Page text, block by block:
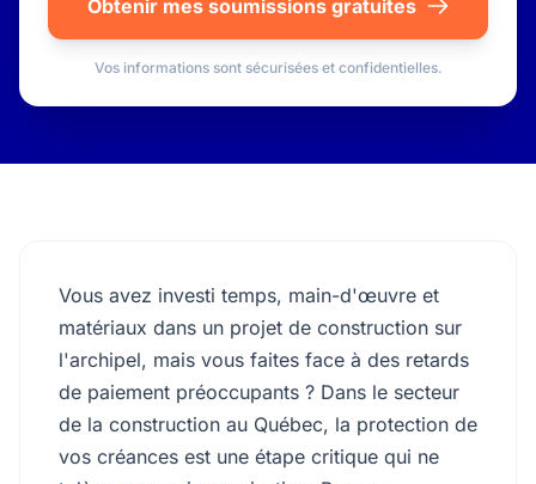
Obtenir mes soumissions gratuites
Vos informations sont sécurisées et confidentielles.
Vous avez investi temps, main-d'œuvre et
matériaux dans un projet de construction sur
l'archipel, mais vous faites face à des retards
de paiement préoccupants ? Dans le secteur
de la construction au Québec, la protection de
vos créances est une étape critique qui ne